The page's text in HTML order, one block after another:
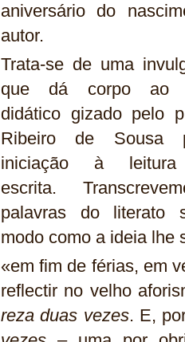
aniversário do
autor.
Trata-se de uma
que dá corpo ao
didático gizado pelo
Ribeiro de Sousa
iniciação à
escrita.
palavras do literato
modo como a ideia lhe
«em fim de férias, em
reflectir no velho
reza duas vezes. E,